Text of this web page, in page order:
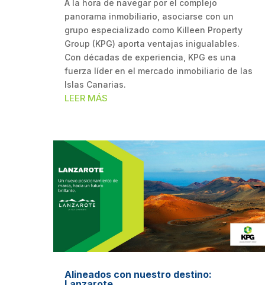
A la hora de navegar por el complejo
panorama inmobiliario, asociarse con un
grupo especializado como Killeen Property
Group (KPG) aporta ventajas inigualables.
Con décadas de experiencia, KPG es una
fuerza líder en el mercado inmobiliario de las
Islas Canarias.
LEER MÁS
Alineados con nuestro destino: